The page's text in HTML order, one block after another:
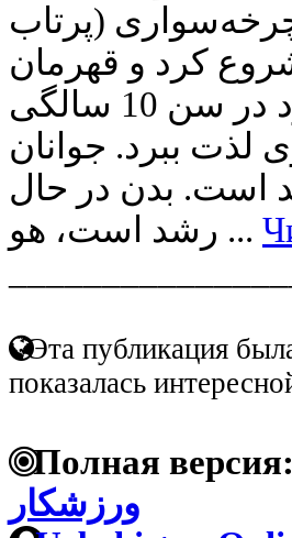
(پرتاب
در سن 18 سالگی شروع کرد و قهرمان
المپیک شد. برای والدین: از کودک خود در سن 10 سالگی
لذت ببرد. جوانان
است. بدن در حال
رشد است، هو ...
Эта публикация
показалась
Полная версия:
ورزشکار